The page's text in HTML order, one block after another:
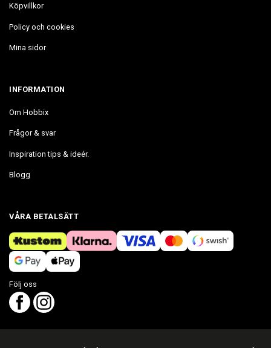
Köpvillkor
Policy och cookies
Mina sidor
INFORMATION
Om Hobbix
Frågor & svar
Inspiration tips & ideér.
Blogg
VÅRA BETALSÄTT
Följ oss